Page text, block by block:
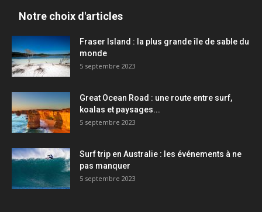
Notre choix d'articles
Fraser Island : la plus grande île de sable du
monde
5 septembre 2023
Great Ocean Road : une route entre surf,
koalas et paysages...
5 septembre 2023
Surf trip en Australie : les événements à ne
pas manquer
5 septembre 2023